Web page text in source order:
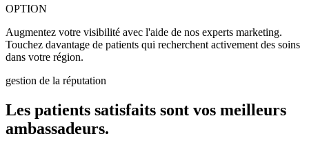
OPTION
Augmentez votre visibilité avec l'aide de nos experts marketing.
Touchez davantage de patients qui recherchent activement des soins
dans votre région.
gestion de la réputation
Les patients satisfaits sont vos meilleurs
ambassadeurs.